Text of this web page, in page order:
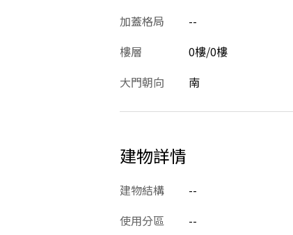
加蓋格局
--
樓層
0樓/0樓
大門朝向
南
建物詳情
建物結構 --
使用分區
--